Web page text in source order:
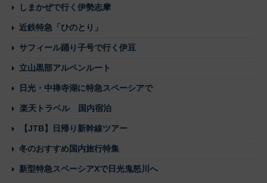
しまかぜで行く伊勢志摩
近鉄特急「ひのとり」
サフィール踊り子号で行く伊豆
立山黒部アルペンルート
日光・中禅寺湖に特急スペーシアで
楽天トラベル 国内宿泊
【JTB】日帰り新幹線ツアー
冬のおすすめ国内旅行特集
新型特急スペーシアXで日光鬼怒川へ